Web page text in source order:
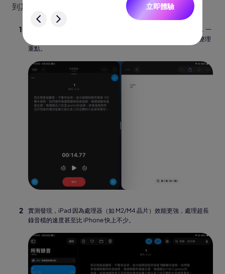
到其他地方。
在 iPad 巨大的螢幕上，你可以使用 「分屏瀏覽」（Split View），一
邊開啟語音備忘錄檢視逐字稿，一邊在旁邊的 Pages 或 Word 中整理
重點。
實測發現，iPad 因為處理器（如 M2/M4 晶片）效能更強，處理超長
錄音檔的速度甚至比 iPhone 快上不少。
立即體驗